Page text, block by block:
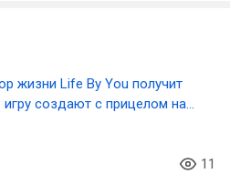
жизни Life By You получит
создают с прицелом на
11